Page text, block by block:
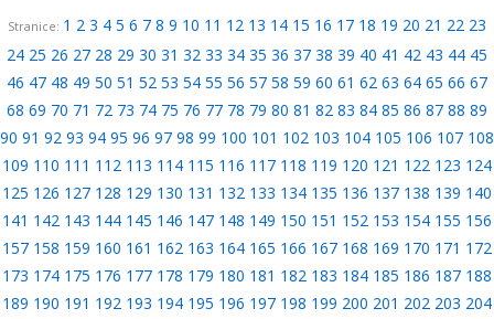
Stranice: 1 2 3 4 5 6 7 8 9 10 11 12 13 14 15 16 17 18 19 20 21 22 23
24 25 26 27 28 29 30 31 32 33 34 35 36 37 38 39 40 41 42 43 44 45
46 47 48 49 50 51 52 53 54 55 56 57 58 59 60 61 62 63 64 65 66 67
68 69 70 71 72 73 74 75 76 77 78 79 80 81 82 83 84 85 86 87 88 89
90 91 92 93 94 95 96 97 98 99 100 101 102 103 104 105 106 107 108
109 110 111 112 113 114 115 116 117 118 119 120 121 122 123 124
125 126 127 128 129 130 131 132 133 134 135 136 137 138 139 140
141 142 143 144 145 146 147 148 149 150 151 152 153 154 155 156
157 158 159 160 161 162 163 164 165 166 167 168 169 170 171 172
173 174 175 176 177 178 179 180 181 182 183 184 185 186 187 188
189 190 191 192 193 194 195 196 197 198 199 200 201 202 203 204